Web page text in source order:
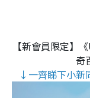
【新會員限定】
奇
↓一齊睇下小新